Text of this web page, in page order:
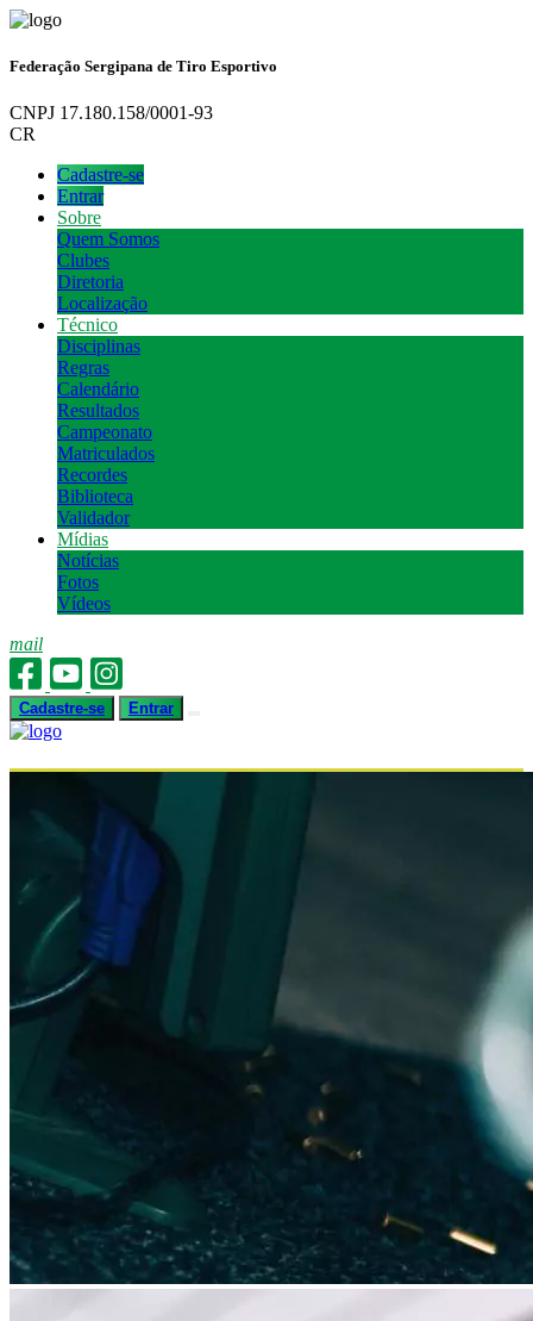
Federação Sergipana de Tiro Esportivo
CNPJ 17.180.158/0001-93
CR
Cadastre-se
Entrar
Sobre
Quem Somos
Clubes
Diretoria
Localização
Técnico
Disciplinas
Regras
Calendário
Resultados
Campeonato
Matriculados
Recordes
Biblioteca
Validador
Mídias
Notícias
Fotos
Vídeos
mail
Cadastre-se Entrar